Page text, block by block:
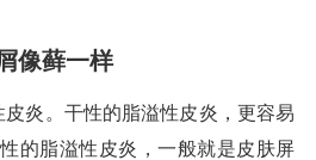
像藓一样
炎。干性的脂溢性皮炎，更容易
的脂溢性皮炎，一般就是皮肤屏